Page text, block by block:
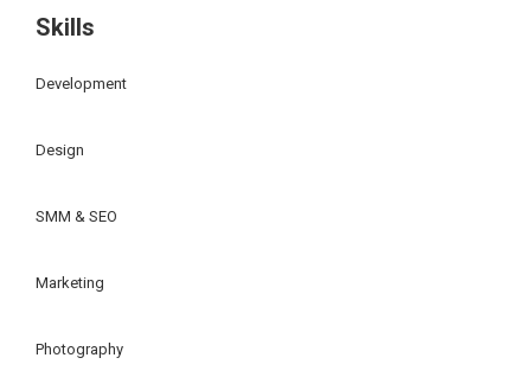
Skills
Development
Design
SMM & SEO
Marketing
Photography